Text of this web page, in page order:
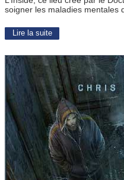
soigner les maladies mentales
Lire la suite